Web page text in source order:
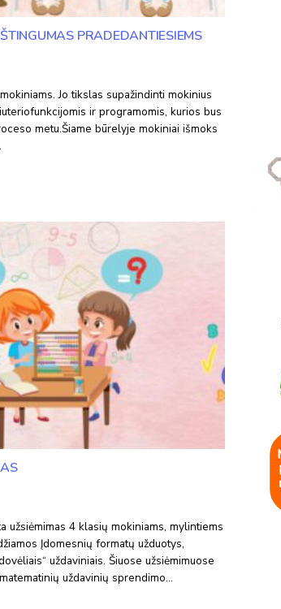
PRADEDANTIESIEMS
Jo tikslas supažindinti mokinius
ir programomis, kurios bus
metu.Šiame būrelyje mokiniai išmoks
užsiėmimas 4 klasių mokiniams, mylintiems
Įdomesnių formatų užduotys,
uždaviniais. Šiuose užsiėmimuose
uždavinių sprendimo…